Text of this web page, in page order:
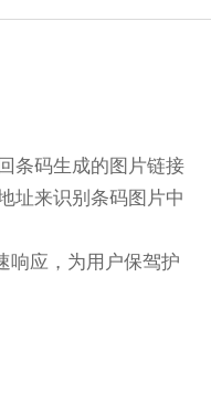
条码生成的图片链接
址来识别条码图片中
应，为用户保驾护